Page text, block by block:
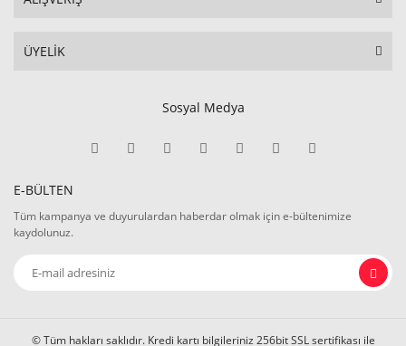
ÜYELİK
Sosyal Medya
E-BÜLTEN
Tüm kampanya ve duyurulardan haberdar olmak için e-bültenimize
kaydolunuz.
© Tüm hakları saklıdır. Kredi kartı bilgileriniz 256bit SSL sertifikası ile